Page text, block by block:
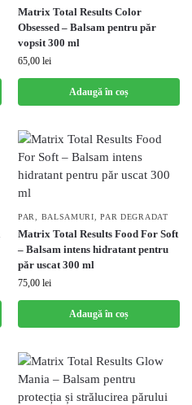
Matrix Total Results Color
Obsessed – Balsam pentru păr
vopsit 300 ml
65,00 lei
Adaugă în coș
PAR BALSAMURI ,PAR DEGRADAT
Matrix Total Results Food For Soft
– Balsam intens hidratant pentru
păr uscat 300 ml
75,00 lei
Adaugă în coș